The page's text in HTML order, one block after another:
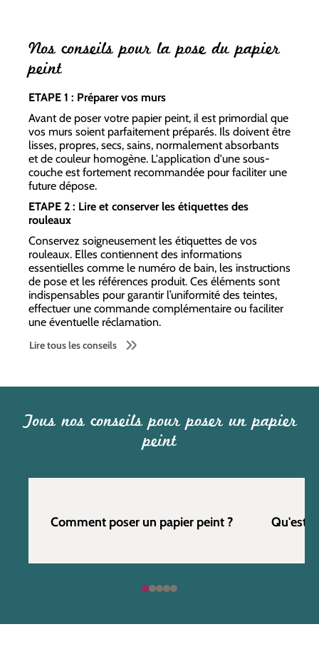
Nos conseils pour la pose du papier
peint
ETAPE 1 : Préparer vos murs
Avant de poser votre papier peint, il est primordial que
vos murs soient parfaitement préparés. Ils doivent être
lisses, propres, secs, sains, normalement absorbants
et de couleur homogène. L'application d'une sous-
couche est fortement recommandée pour faciliter une
future dépose.
ETAPE 2 : Lire et conserver les étiquettes des
rouleaux
Conservez soigneusement les étiquettes de vos
rouleaux. Elles contiennent des informations
essentielles comme le numéro de bain, les instructions
de pose et les références produit. Ces éléments sont
indispensables pour garantir l’uniformité des teintes,
effectuer une commande complémentaire ou faciliter
une éventuelle réclamation.
Lire tous les conseils
Tous nos conseils pour poser un papier
peint
Comment poser un papier peint ? Qu'est